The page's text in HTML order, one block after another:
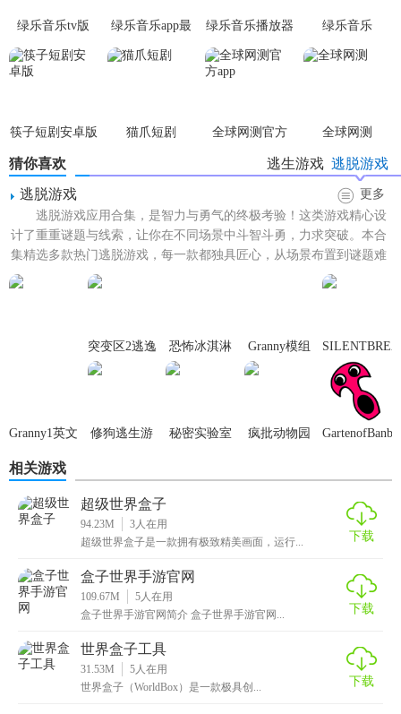
绿乐音乐tv版
绿乐音乐app最
新版本
绿乐音乐播放器 绿乐音乐
筷子短剧安卓版 猫爪短剧
全球网测官方
全球网测
猜你喜欢 逃脱游戏
逃生游戏
逃脱游戏
更多
逃脱游戏应用合集，是智力与勇气的终极考验！这类游戏精心设
计了重重谜题与线索，让你在不同场景中斗智斗勇，力求突破。本合
集精选多款热门逃脱游戏，每一款都独具匠心，从场景布置到谜题难
度，均带给你前所未有的挑...
突变区2逃逸
恐怖冰淇淋
Granny模组
汉化版
Granny1英文
修狗逃生游
秘密实验室
疯批动物园
相关游戏
超级世界盒子
94.23M 3人在用
超级世界盒子是一款拥有极致精美画面，运行...
下载
盒子世界手游官网
109.67M 5人在用
盒子世界手游官网简介 盒子世界手游官网...
下载
世界盒子工具
31.53M 5人在用
世界盒子（WorldBox）是一款极具创...
下载